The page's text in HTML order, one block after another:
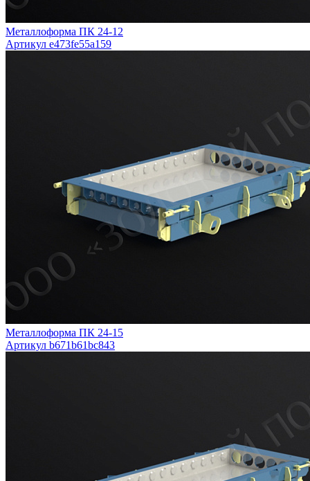
Металлоформа ПК 24-12
Артикул e473fe55a159
Металлоформа ПК 24-15
Артикул b671b61bc843